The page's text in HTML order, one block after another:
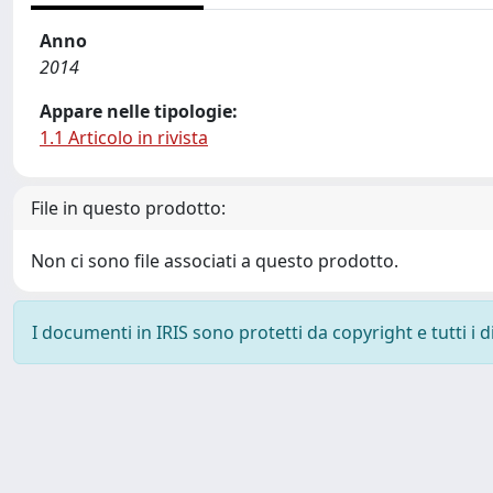
Anno
2014
Appare nelle tipologie:
1.1 Articolo in rivista
File in questo prodotto:
Non ci sono file associati a questo prodotto.
I documenti in IRIS sono protetti da copyright e tutti i